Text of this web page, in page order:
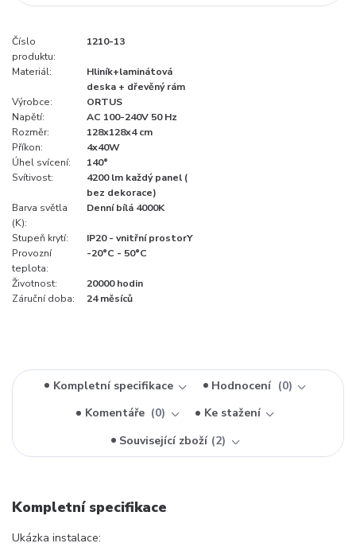
Číslo
produktu:
1210-13
Materiál:
Hliník+laminátová
deska + dřevěný rám
Výrobce:
ORTUS
Napětí:
AC 100-240V 50 Hz
Rozměr:
128x128x4 cm
Příkon:
4x40W
Úhel svícení:
140°
Svítivost:
4200 lm každý panel (
bez dekorace)
Barva světla
(K):
Denní bílá 4000K
Stupeň krytí:
IP20 - vnitřní prostorY
Provozní
teplota:
-20°C - 50°C
Životnost:
20000 hodin
Záruční doba:
24 měsíců
Kompletní specifikace Hodnocení
0
Komentáře
0
Ke stažení
Související zboží 2
Kompletní specifikace
Ukázka instalace: